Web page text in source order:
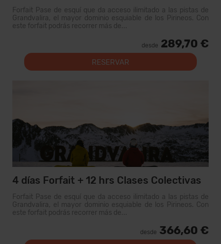
Forfait Pase de esquí que da acceso ilimitado a las pistas de
Grandvalira, el mayor dominio esquiable de los Pirineos. Con
este forfait podrás recorrer más de...
desde 289,70 €
RESERVAR
4 días Forfait + 12 hrs Clases Colectivas
Forfait Pase de esquí que da acceso ilimitado a las pistas de
Grandvalira, el mayor dominio esquiable de los Pirineos. Con
este forfait podrás recorrer más de...
desde 366,60 €